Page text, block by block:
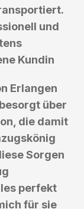
und
Kundin
Erlangen
über
die damit
Sorgen
perfekt
für sie